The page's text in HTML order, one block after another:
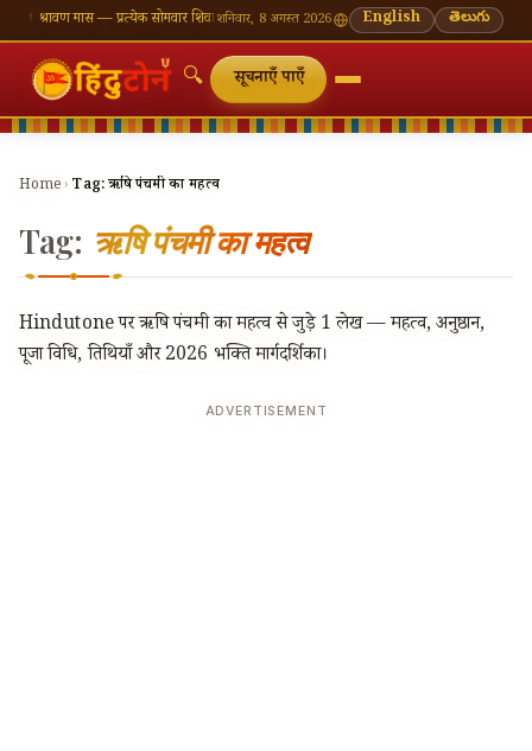
🪔 श्रावण मास — प्रत्येक सोमवार शिवालय दर्शन का महत्व🌸 गणेश चतुर्थी — भाद्रपद शुक्ल चतुर्थी ⛩
शनिवार, 8 अगस्त 2026 English తెలుగు
🔍 सूचनाएँ पाएँ
Home › Tag:ऋषि पंचमी का महत्व
Tag: ऋषि पंचमी का महत्व
Hindutone पर ऋषि पंचमी का महत्व से जुड़े 1 लेख — महत्व, अनुष्ठान,
पूजा विधि, तिथियाँ और 2026 भक्ति मार्गदर्शिका।
ADVERTISEMENT